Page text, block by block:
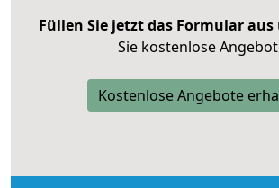
Füllen Sie jetzt das Formular aus
Sie kostenlose
Kostenlose Angebote